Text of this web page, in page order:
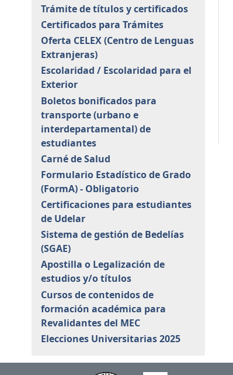
Trámite de títulos y certificados
Certificados para Trámites
Oferta CELEX (Centro de Lenguas
Extranjeras)
Escolaridad / Escolaridad para el
Exterior
Boletos bonificados para
transporte (urbano e
interdepartamental) de
estudiantes
Carné de Salud
Formulario Estadístico de Grado
(FormA) - Obligatorio
Certificaciones para estudiantes
de Udelar
Sistema de gestión de Bedelías
(SGAE)
Apostilla o Legalización de
estudios y/o títulos
Cursos de contenidos de
formación académica para
Revalidantes del MEC
Elecciones Universitarias 2025